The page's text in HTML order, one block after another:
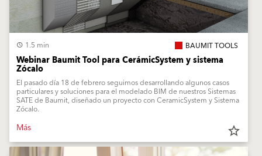
1.5 min BAUMIT TOOLS
Webinar Baumit Tool para CerámicSystem y sistema
Zócalo
El pasado día 18 de febrero seguimos desarrollando algunos casos
particulares y soluciones para el modelado BIM de nuestros Sistemas
SATE de Baumit, diseñado un proyecto con CeramicSystem y Sistema
Zócalo.
Más star_border